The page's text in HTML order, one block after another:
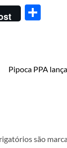
Pipoca PPA
são